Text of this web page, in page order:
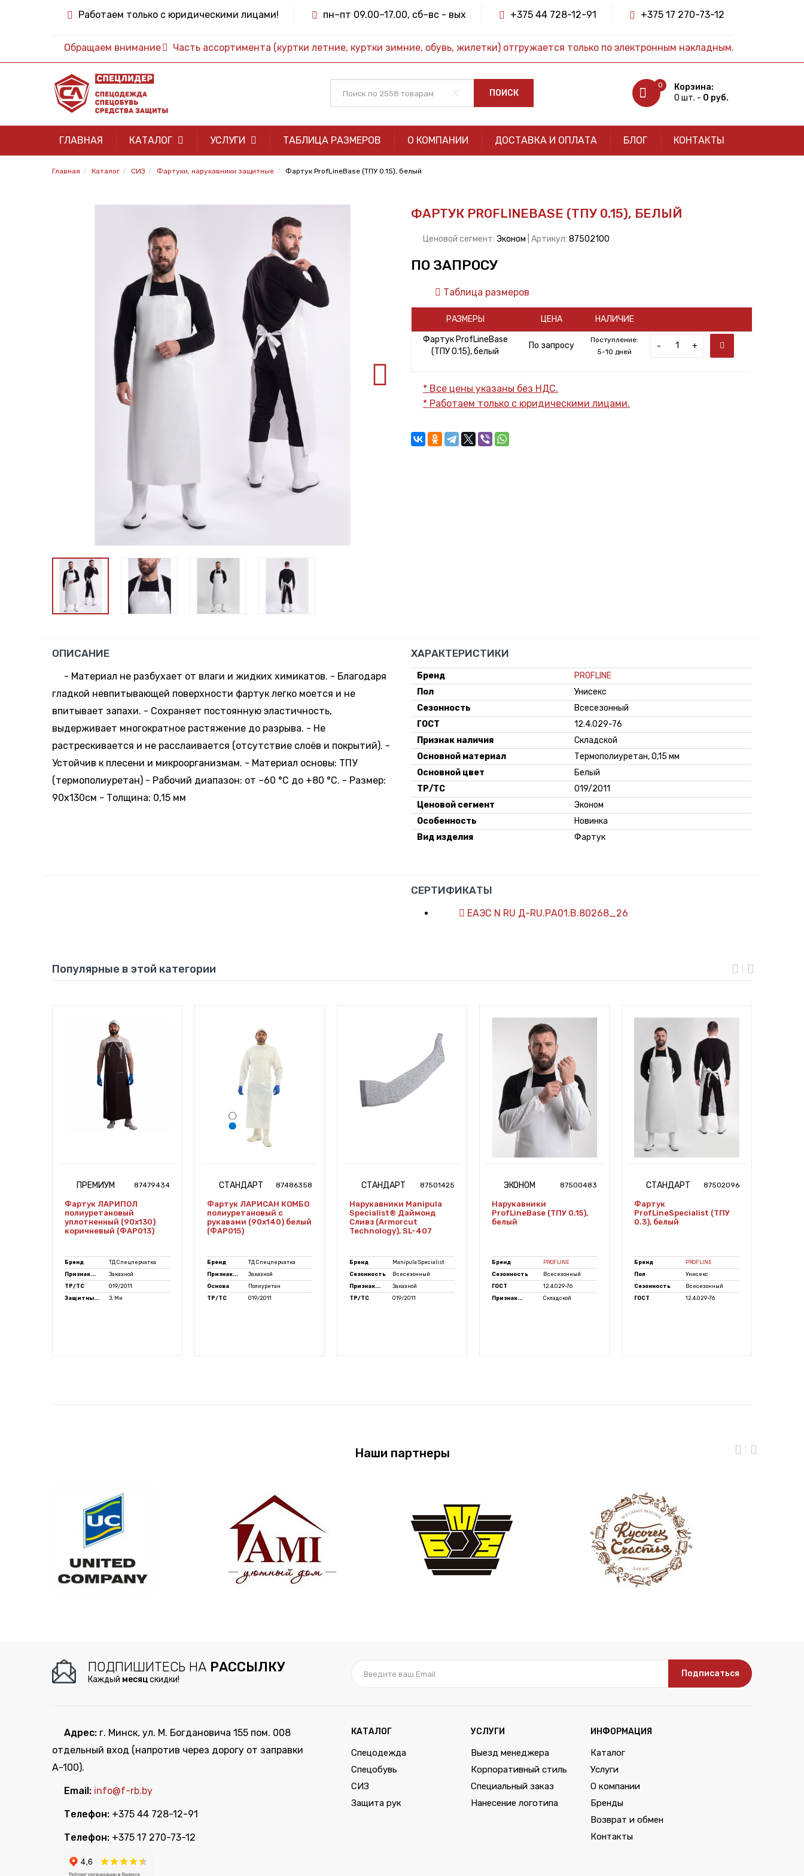
Работаем только с юридическими лицами! пн–пт 09.00–17.00, сб–вс - вых +375 44 728-12-91 +375 17 270-73-12
Обращаем внимание Часть ассортимента (куртки летние, куртки зимние, обувь, жилетки) отгружается только по электронным накладным.
ПОИСК
0
Корзина:
0 шт. - 0 руб.
ГЛАВНАЯ КАТАЛОГ УСЛУГИ ТАБЛИЦА РАЗМЕРОВ О КОМПАНИИ ДОСТАВКА И ОПЛАТА БЛОГ КОНТАКТЫ
Главная Каталог СИЗ Фартуки, нарукавники защитные Фартук ProfLineBase (ТПУ 0.15), белый
ФАРТУК PROFLINEBASE (ТПУ 0.15), БЕЛЫЙ
Ценовой сегмент: Эконом | Артикул: 87502100
ПО ЗАПРОСУ
Таблица размеров
РАЗМЕРЫ ЦЕНА
НАЛИЧИЕ
Фартук ProfLineBase
(ТПУ 0.15), белый
По запросу
Поступление:
5-10 дней
- +
* Все цены указаны без НДС.
* Работаем только с юридическими лицами.
ОПИСАНИЕ
- Материал не разбухает от влаги и жидких химикатов. - Благодаря
гладкой невпитывающей поверхности фартук легко моется и не
впитывает запахи. - Сохраняет постоянную эластичность,
выдерживает многократное растяжение до разрыва. - Не
растрескивается и не расслаивается (отсутствие слоёв и покрытий). -
Устойчив к плесени и микроорганизмам. - Материал основы: ТПУ
(термополиуретан) - Рабочий диапазон: от –60 °C до +80 °C. - Размер:
90х130см - Толщина: 0,15 мм
ХАРАКТЕРИСТИКИ
Бренд
PROFLINE
Пол
Унисекс
Сезонность
Всесезонный
ГОСТ
12.4.029-76
Признак наличия
Складской
Основной материал
Термополиуретан, 0,15 мм
Основной цвет
Белый
ТР/ТС
019/2011
Ценовой сегмент
Эконом
Особенность
Новинка
Вид изделия
Фартук
СЕРТИФИКАТЫ
ЕАЭС N RU Д-RU.РА01.В.80268_26
Популярные в этой категории
ПРЕМИУМ 87479434
Фартук ЛАРИПОЛ
полиуретановый
уплотненный (90х130)
коричневый (ФАР013)
Бренд
ТД Спецперчатка
Признак...
Заказной
ТР/ТС
019/2011
Защитны...
З, Ми
СТАНДАРТ 87486358
Фартук ЛАРИСАН КОМБО
полиуретановый с
рукавами (90х140) белый
(ФАР015)
Бренд
ТД Спецперчатка
Признак...
Заказной
Основа
Полиуретан
ТР/ТС
019/2011
СТАНДАРТ 87501425
Нарукавники Manipula
Specialist® Даймонд
Сливз (Armorcut
Technology), SL-407
Бренд
Manipula Specialist
Сезонность
Всесезонный
Признак...
Заказной
ТР/ТС
019/2011
ЭКОНОМ 87500483
Нарукавники
ProfLineBase (ТПУ 0.15),
белый
Бренд
PROFLINE
Сезонность
Всесезонный
ГОСТ
12.4.029-76
Признак...
Складской
СТАНДАРТ 87502096
Фартук
ProfLineSpecialist (ТПУ
0.3), белый
Бренд
PROFLINE
Пол
Унисекс
Сезонность
Всесезонный
ГОСТ
12.4.029-76
Наши партнеры
ПОДПИШИТЕСЬ НА РАССЫЛКУ
Каждый месяцскидки!
Подписаться
Адрес: г. Минск, ул. М. Богдановича 155 пом. 008
отдельный вход (напротив через дорогу от заправки
А-100).
Email: info@f-rb.by
Телефон: +375 44 728-12-91
Телефон: +375 17 270-73-12
КАТАЛОГ
Спецодежда
Спецобувь
СИЗ
Защита рук
УСЛУГИ
Выезд менеджера
Корпоративный стиль
Специальный заказ
Нанесение логотипа
ИНФОРМАЦИЯ
Каталог
Услуги
О компании
Бренды
Возврат и обмен
Контакты